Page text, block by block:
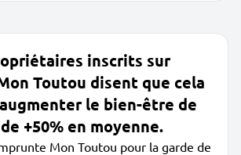
inscrits sur
Toutou disent que cela
le bien-être de
+50% en moyenne.
Mon Toutou pour la garde de